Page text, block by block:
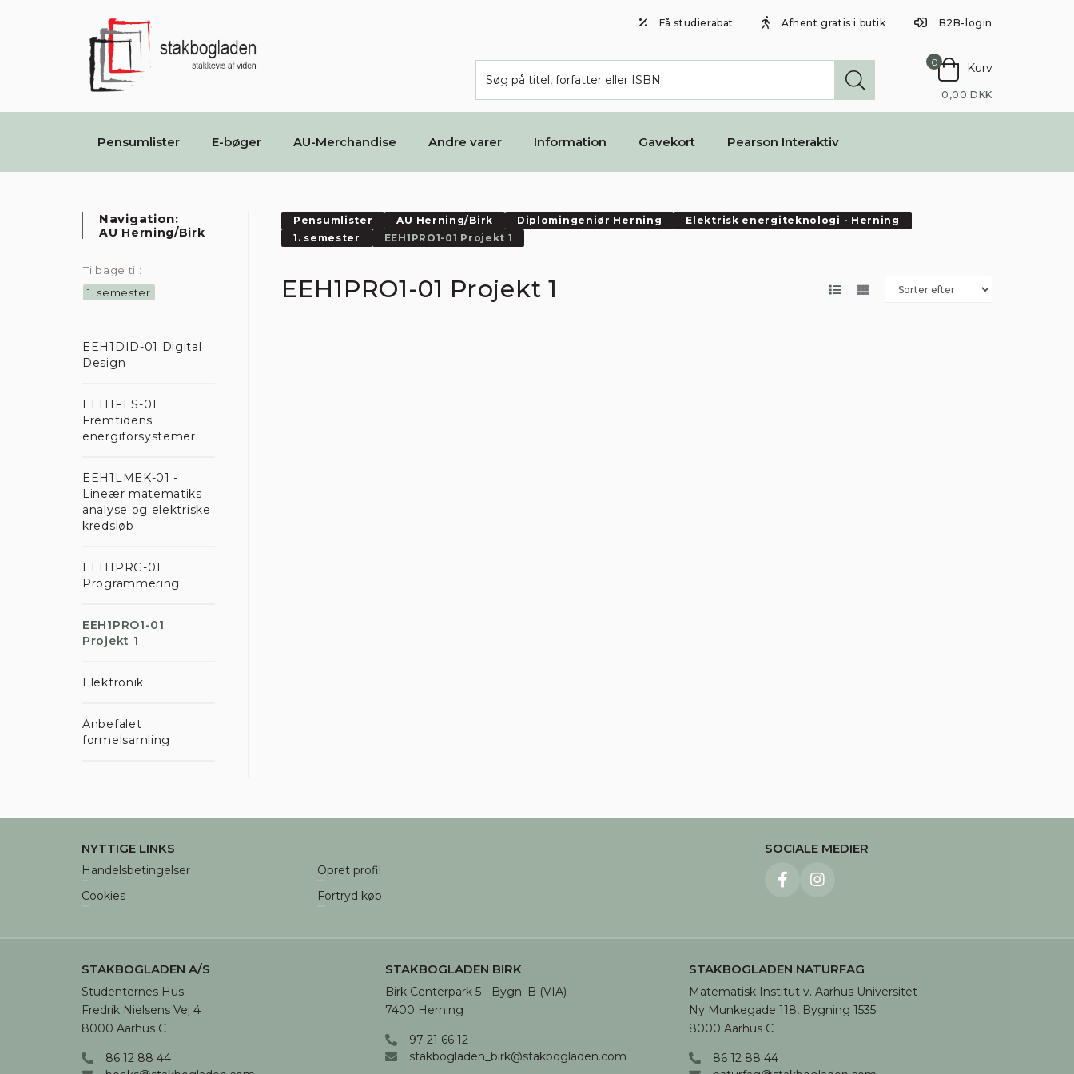
Få studierabat Afhent gratis i butik B2B-login
0 Kurv
0,00 DKK
Pensumlister E-bøger AU-Merchandise Andre varer Information Gavekort Pearson Interaktiv
Navigation:
AU Herning/Birk
Tilbage til:
1. semester
EEH1DID-01 Digital
Design
EEH1FES-01
Fremtidens
energiforsystemer
EEH1LMEK-01 -
Lineær matematiks
analyse og elektriske
kredsløb
EEH1PRG-01
Programmering
EEH1PRO1-01
Projekt 1
Elektronik
Anbefalet
formelsamling
Pensumlister AU Herning/Birk Diplomingeniør Herning
Elektrisk energiteknologi - Herning
1. semester
EEH1PRO1-01 Projekt 1
EEH1PRO1-01 Projekt 1
NYTTIGE LINKS
Handelsbetingelser
Cookies
Opret profil
Fortryd køb
SOCIALE MEDIER
STAKBOGLADEN A/S
Studenternes Hus
Fredrik Nielsens Vej 4
8000 Aarhus C
86 12 88 44
STAKBOGLADEN BIRK
Birk Centerpark 5 - Bygn. B (VIA)
7400 Herning
97 21 66 12
stakbogladen_birk@stakbogladen.com
STAKBOGLADEN NATURFAG
Matematisk Institut v. Aarhus Universitet
Ny Munkegade 118, Bygning 1535
8000 Aarhus C
86 12 88 44